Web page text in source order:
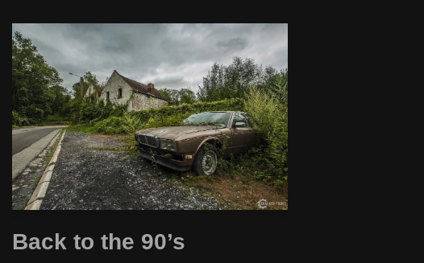
Back to the 90’s